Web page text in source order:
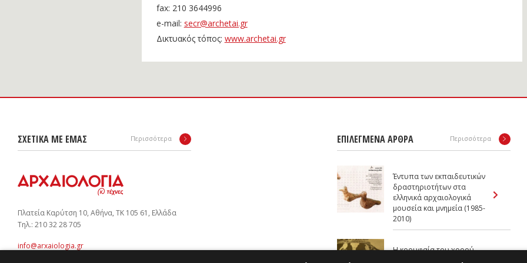
fax: 210 3644996
e-mail: secr@archetai.gr
Δικτυακός τόπος: www.archetai.gr
ΣΧΕΤΙΚΑ ΜΕ ΕΜΑΣ Περισσότερα
Πλατεία Καρύτση 10, Αθήνα, ΤΚ 105 61, Ελλάδα
Tηλ.: 210 32 28 705
info@arxaiologia.gr
ΕΠΙΛΕΓΜΕΝΑ ΑΡΘΡΑ Περισσότερα
Έντυπα των εκπαιδευτικών
δραστηριοτήτων στα
ελληνικά αρχαιολογικά
μουσεία και μνημεία (1985-
2010)
Η κορυφαία του χορού
του δράματος Ηλέκτρα σε